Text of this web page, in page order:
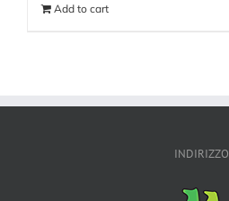
Add to cart
INDIRIZZO